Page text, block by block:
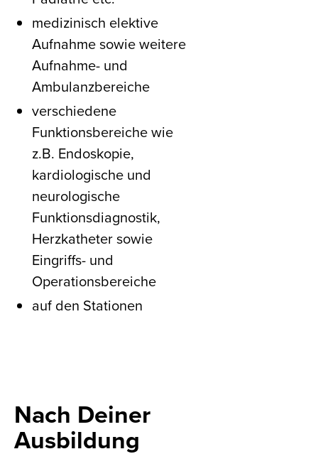
medizinisch elektive
Aufnahme sowie weitere
Aufnahme- und
Ambulanzbereiche
verschiedene
Funktionsbereiche wie
z.B. Endoskopie,
kardiologische und
neurologische
Funktionsdiagnostik,
Herzkatheter sowie
Eingriffs- und
Operationsbereiche
auf den Stationen
Nach Deiner
Ausbildung